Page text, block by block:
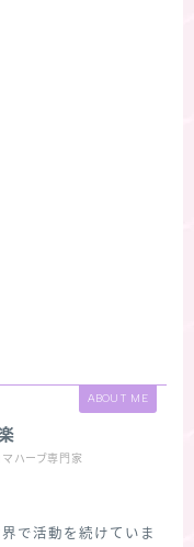
ABOUT ME
ハーブ専門家
で活動を続けていま